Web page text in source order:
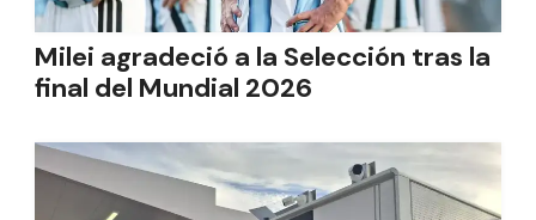
Milei agradeció a la Selección tras la
final del Mundial 2026